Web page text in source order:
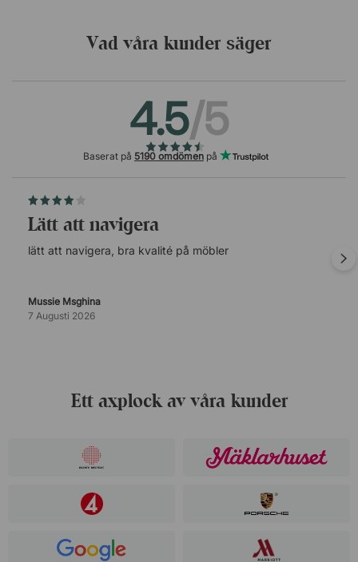
Vad våra kunder säger
4.5/5
Baserat på 5190 omdömenpå
lätt att navigera
lätt att navigera, bra kvalité på möbler
Mussie Msghina
7 Augusti 2026
Ett axplock av våra kunder